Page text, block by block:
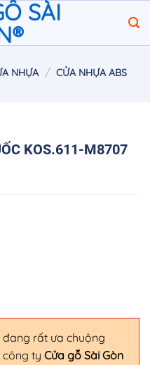
NHỰA / CỬA NHỰA ABS
KOS.611-M8707
rất ưa chuộng
ty Cửa gỗ Sài Gòn